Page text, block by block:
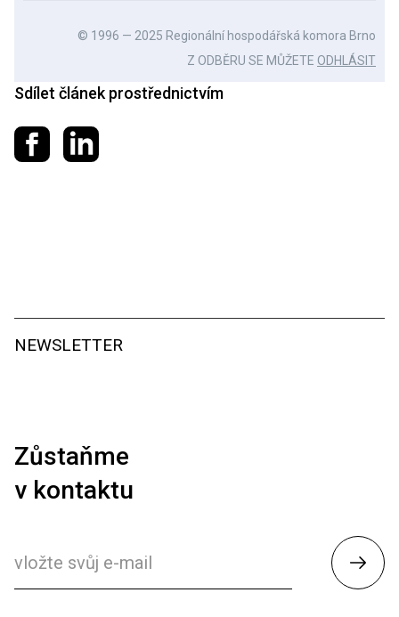
© 1996 — 2025 Regionální hospodářská komora Brno
Z ODBĚRU SE MŮŽETE ODHLÁSIT
Sdílet článek prostřednictvím
Sdílet na Facebooku
Sdílet na LinkedIn
NEWSLETTER
Zůstaňme
v kontaktu